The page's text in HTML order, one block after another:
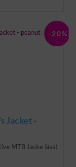
Jacket -
MTB Jacke lässt
-20%